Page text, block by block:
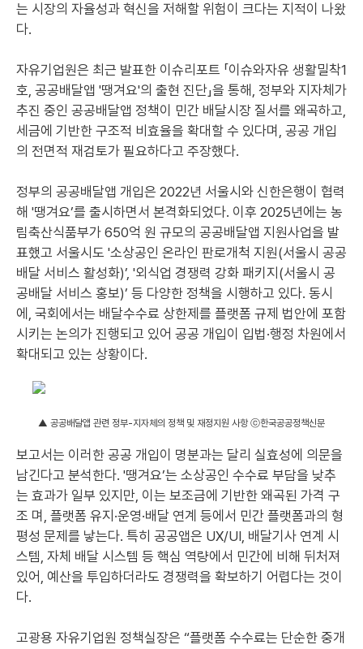
는 시장의 자율성과 혁신을 저해할 위험이 크다는 지적이 나왔
다.
자유기업원은 최근 발표한 이슈리포트 「이슈와자유 생활밀착1
호, 공공배달앱 '땡겨요'의 출현 진단」을 통해, 정부와 지자체가
추진 중인 공공배달앱 정책이 민간 배달시장 질서를 왜곡하고,
세금에 기반한 구조적 비효율을 확대할 수 있다며, 공공 개입
의 전면적 재검토가 필요하다고 주장했다.
정부의 공공배달앱 개입은 2022년 서울시와 신한은행이 협력
해 '땡겨요’를 출시하면서 본격화되었다. 이후 2025년에는 농
림축산식품부가 650억 원 규모의 공공배달앱 지원사업을 발
표했고 서울시도 '소상공인 온라인 판로개척 지원(서울시 공공
배달 서비스 활성화)’, '외식업 경쟁력 강화 패키지(서울시 공
공배달 서비스 홍보)’ 등 다양한 정책을 시행하고 있다. 동시
에, 국회에서는 배달수수료 상한제를 플랫폼 규제 법안에 포함
시키는 논의가 진행되고 있어 공공 개입이 입법·행정 차원에서
확대되고 있는 상황이다.
▲ 공공배달앱 관련 정부-지자체의 정책 및 재정지원 사항 ⓒ한국공공정책신문
보고서는 이러한 공공 개입이 명분과는 달리 실효성에 의문을
남긴다고 분석한다. '땡겨요’는 소상공인 수수료 부담을 낮추
는 효과가 일부 있지만, 이는 보조금에 기반한 왜곡된 가격 구
조 며, 플랫폼 유지·운영·배달 연계 등에서 민간 플랫폼과의 형
평성 문제를 낳는다. 특히 공공앱은 UX/UI, 배달기사 연계 시
스템, 자체 배달 시스템 등 핵심 역량에서 민간에 비해 뒤처져
있어, 예산을 투입하더라도 경쟁력을 확보하기 어렵다는 것이
다.
고광용 자유기업원 정책실장은 “플랫폼 수수료는 단순한 중개